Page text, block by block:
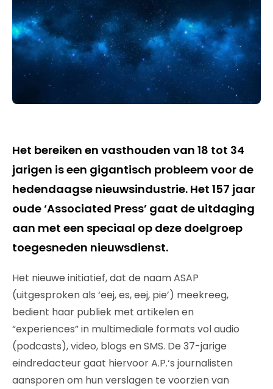
Het bereiken en vasthouden van 18 tot 34
jarigen is een gigantisch probleem voor de
hedendaagse nieuwsindustrie. Het 157 jaar
oude ‘Associated Press’ gaat de uitdaging
aan met een speciaal op deze doelgroep
toegesneden nieuwsdienst.
Het nieuwe initiatief, dat de naam ASAP
(uitgesproken als ‘eej, es, eej, pie’) meekreeg,
bedient haar publiek met artikelen en
“experiences” in multimediale formats vol audio
(podcasts), video, blogs en SMS. De 37-jarige
eindredacteur gaat hiervoor A.P.‘s journalisten
aansporen om hun verslagen te voorzien van